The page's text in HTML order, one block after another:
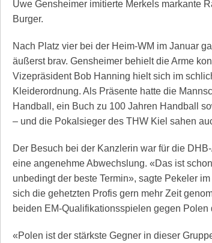
Uwe Gensheimer imitierte Merkels markante
Burger.
Nach Platz vier bei der Heim-WM im Januar
äußerst brav. Gensheimer behielt die Arme
Vizepräsident Bob Hanning hielt sich im
Kleiderordnung. Als Präsente hatte die
Handball, ein Buch zu 100 Jahren Handball
– und die Pokalsieger des THW Kiel sahen
Der Besuch bei der Kanzlerin war für die
eine angenehme Abwechslung. «Das ist
unbedingt der beste Termin», sagte Pekeler
sich die gehetzten Profis gern mehr Zeit
beiden EM-Qualifikationsspielen gegen Polen
«Polen ist der stärkste Gegner in dieser